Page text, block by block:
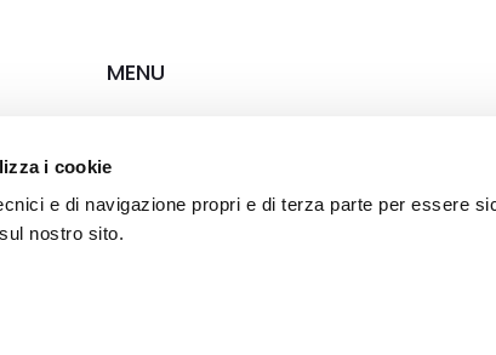
i cookie
e di navigazione propri e di terza parte per essere
nostro sito.
MENU
Soluzioni & Servizi
Settori
Case study